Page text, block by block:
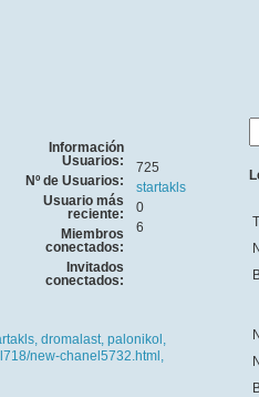
Información
Usuarios:
Nº de Usuarios:
725
Usuario más
reciente:
startakls
Miembros
conectados:
0
Invitados
conectados:
6
dromalast, palonikol,
new-chanel5732.html,